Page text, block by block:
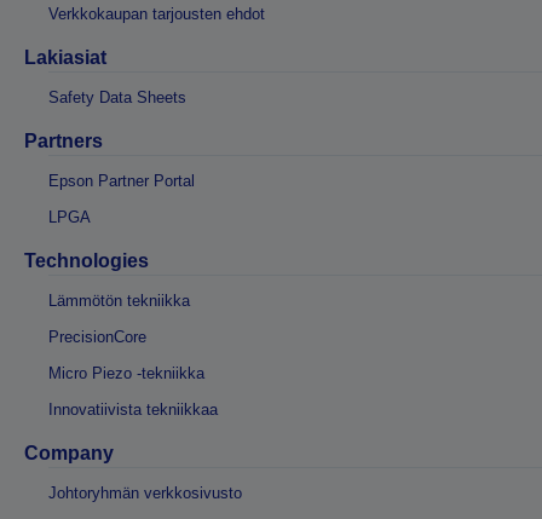
Verkkokaupan tarjousten ehdot
Lakiasiat
Safety Data Sheets
Partners
Epson Partner Portal
LPGA
Technologies
Lämmötön tekniikka
PrecisionCore
Micro Piezo -tekniikka
Innovatiivista tekniikkaa
Company
Johtoryhmän verkkosivusto